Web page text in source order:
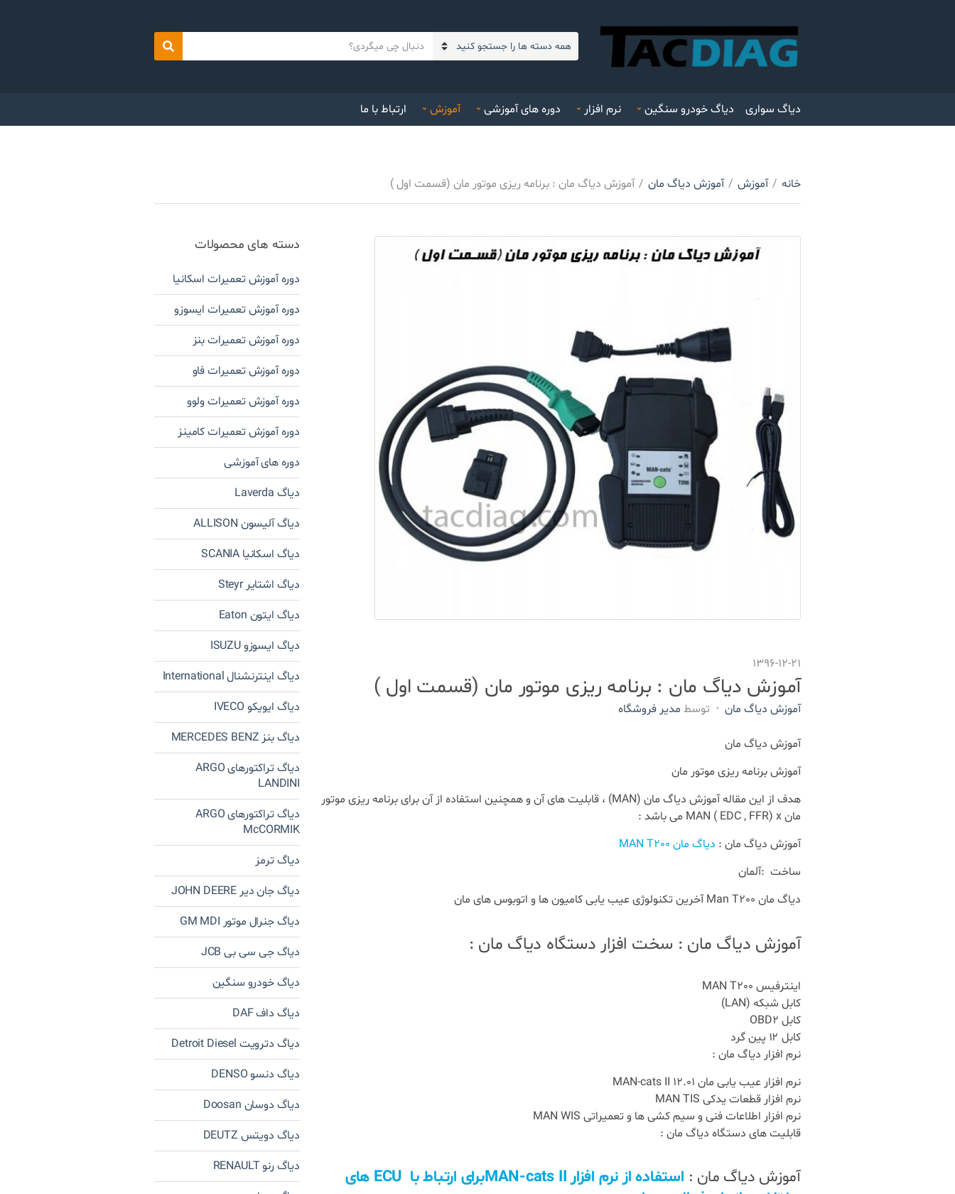
د
س
ت
س
ت
Search
دیاگ سواری دیاگ خودرو سنگین نرم افزار دوره های آموزشی آموزش ارتباط با ما
خانه / آموزش / آموزش دیاگ مان / آموزش دیاگ مان : برنامه ریزی موتور مان (قسمت اول )
1396-12-21
آموزش دیاگ مان : برنامه ریزی موتور مان (قسمت اول )
آموزش دیاگ مان توسط مدیر فروشگاه
آموزش دیاگ مان
آموزش برنامه ریزی موتور مان
هدف از این مقاله آموزش دیاگ مان (MAN) ، قابلیت های آن و همچنین استفاده از آن برای برنامه ریزی موتور
مان MAN ( EDC , FFR) x می باشد :
آموزش دیاگ مان : دیاگ مان MAN T200
ساخت :آلمان
دیاگ مان Man T200 آخرین تکنولوژی عیب یابی کامیون ها و اتوبوس های مان
آموزش دیاگ مان : سخت افزار دستگاه دیاگ مان :
اینترفیس MAN T200
کابل شبکه (LAN)
کابل OBD2
کابل ۱۲ پین گرد
نرم افزار دیاگ مان :
نرم افزار عیب یابی مان MAN-cats II 12.01
نرم افزار قطعات یدکی MAN TIS
نرم افزار اطلاعات فنی و سیم کشی ها و تعمیراتی MAN WIS
قابلیت های دستگاه دیاگ مان :
آموزش دیاگ مان :
استفاده از نرم افزار MAN-cats IIبرای ارتباط با ECU های
دسته های محصولات
دوره آموزش تعمیرات اسکانیا
دوره آموزش تعمیرات ایسوزو
دوره آموزش تعمیرات بنز
دوره آموزش تعمیرات فاو
دوره آموزش تعمیرات ولوو
دوره آموزش تعمیرات کامینز
دوره های آموزشی
دیاگ Laverda
دیاگ آلیسون ALLISON
دیاگ اسکانیا SCANIA
دیاگ اشتایر Steyr
دیاگ ایتون Eaton
دیاگ ایسوزو ISUZU
دیاگ اینترنشنال International
دیاگ ایویکو IVECO
دیاگ بنز MERCEDES BENZ
دیاگ تراکتورهای ARGO
LANDINI
دیاگ تراکتورهای ARGO
McCORMIK
دیاگ ترمز
دیاگ جان دیر JOHN DEERE
دیاگ جنرال موتور GM MDI
دیاگ جی سی بی JCB
دیاگ خودرو سنگین
دیاگ داف DAF
دیاگ دترویت Detroit Diesel
دیاگ دنسو DENSO
دیاگ دوسان Doosan
دیاگ دویتس DEUTZ
دیاگ رنو RENAULT